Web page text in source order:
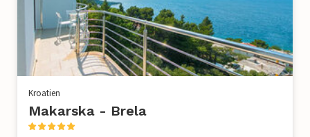
Kroatien
Makarska - Brela